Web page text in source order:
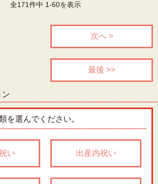
全171件中 1-60を表示
次へ >
最後 >>
ン
を選んでください。
い 出産内祝い